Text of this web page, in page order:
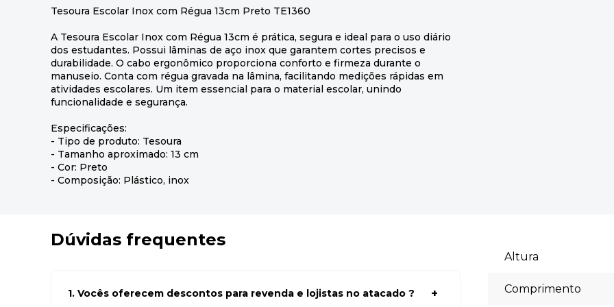
Tesoura Escolar Inox com Régua 13cm Preto TE1360
A Tesoura Escolar Inox com Régua 13cm é prática, segura e ideal para o uso diário
dos estudantes. Possui lâminas de aço inox que garantem cortes precisos e
durabilidade. O cabo ergonômico proporciona conforto e firmeza durante o
manuseio. Conta com régua gravada na lâmina, facilitando medições rápidas em
atividades escolares. Um item essencial para o material escolar, unindo
funcionalidade e segurança.
Especificações:
- Tipo de produto: Tesoura
- Tamanho aproximado: 13 cm
- Cor: Preto
- Composição: Plástico, inox
Dúvidas frequentes
1. Vocês oferecem descontos para revenda e lojistas no atacado ?
Altura
Comprimento